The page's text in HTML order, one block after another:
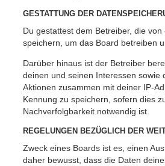
GESTATTUNG DER
Du gestattest dem Betreiber, die
speichern, um das Board betreiben
Darüber hinaus ist der Betreiber
deinen und seinen Interessen
Aktionen zusammen mit deiner IP-
Kennung zu speichern, sofern dies
Nachverfolgbarkeit notwendig ist.
REGELUNGEN BEZÜGLICH DER
Zweck eines Boards ist es, einen
daher bewusst, dass die Daten